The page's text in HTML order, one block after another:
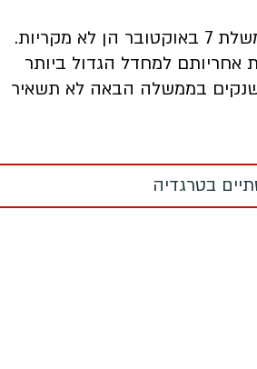
במפלגת ישר עם איזנקוט הגיבו: "האמירות האחרונות של שרי ממשלת 7 באוקטובר הן לא מקריות.
אחריותם למחדל הגדול ביותר
שנקים בממשלה הבאה לא תשאיר
בטרגדיה